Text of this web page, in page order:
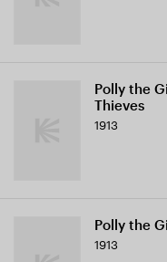
Polly the
Thieves
1913
Polly the
1913